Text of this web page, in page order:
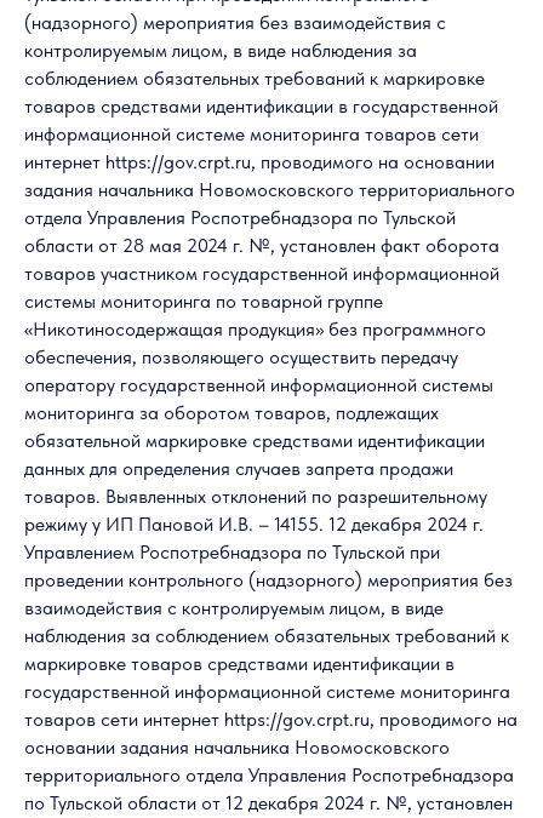
(надзорного) мероприятия без взаимодействия с
контролируемым лицом, в виде наблюдения за
соблюдением обязательных требований к маркировке
товаров средствами идентификации в государственной
информационной системе мониторинга товаров сети
интернет https://gov.crpt.ru, проводимого на основании
задания начальника Новомосковского территориального
отдела Управления Роспотребнадзора по Тульской
области от 28 мая 2024 г. №, установлен факт оборота
товаров участником государственной информационной
системы мониторинга по товарной группе
«Никотиносодержащая продукция» без программного
обеспечения, позволяющего осуществить передачу
оператору государственной информационной системы
мониторинга за оборотом товаров, подлежащих
обязательной маркировке средствами идентификации
данных для определения случаев запрета продажи
товаров. Выявленных отклонений по разрешительному
режиму у ИП Пановой И.В. – 14155. 12 декабря 2024 г.
Управлением Роспотребнадзора по Тульской при
проведении контрольного (надзорного) мероприятия без
взаимодействия с контролируемым лицом, в виде
наблюдения за соблюдением обязательных требований к
маркировке товаров средствами идентификации в
государственной информационной системе мониторинга
товаров сети интернет https://gov.crpt.ru, проводимого на
основании задания начальника Новомосковского
территориального отдела Управления Роспотребнадзора
по Тульской области от 12 декабря 2024 г. №, установлен